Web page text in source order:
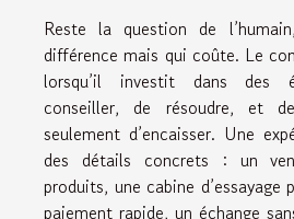
Reste la question de
différence mais qui coûte. Le
lorsqu’il investit dans des
conseiller, de résoudre, et
seulement d’encaisser. Une
des détails concrets : un
produits, une cabine
paiement rapide, un échange